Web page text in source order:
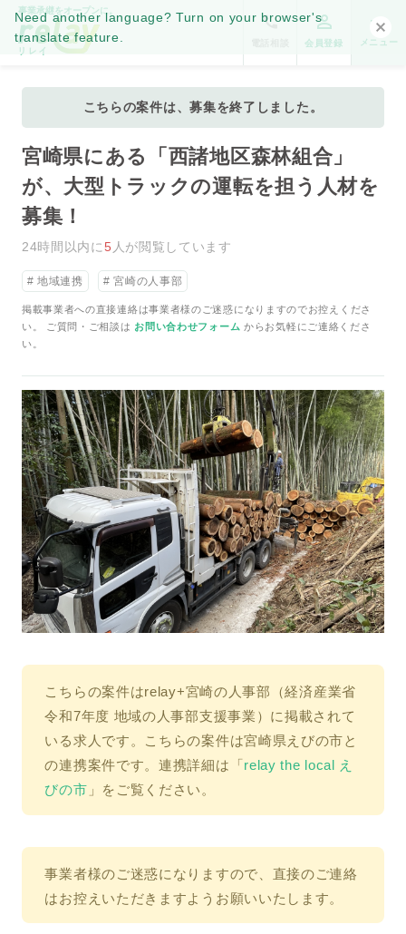
Need another language? Turn on your browser's
translate feature.
事業承継をオープンに。
会員登録 メニュー
こちらの案件は、募集を終了しました。
宮崎県にある「西諸地区森林組合」
が、大型トラックの運転を担う人材を
募集！
24時間以内に5 人が閲覧しています
地域連携 宮崎の人事部
掲載事業者への直接連絡は事業者様のご迷惑になりますのでお控えくださ
い。 ご質問・ご相談は お問い合わせフォーム からお気軽にご連絡くださ
い。
こちらの案件はrelay+宮崎の人事部（経済産業省
令和7年度 地域の人事部支援事業）に掲載されて
いる求人です。 こちらの案件は宮崎県えびの市と
の連携案件です。連携詳細は「relay the local え
びの市 」をご覧ください。
事業者様のご迷惑になりますので、直接のご連絡
はお控えいただきますようお願いいたします。